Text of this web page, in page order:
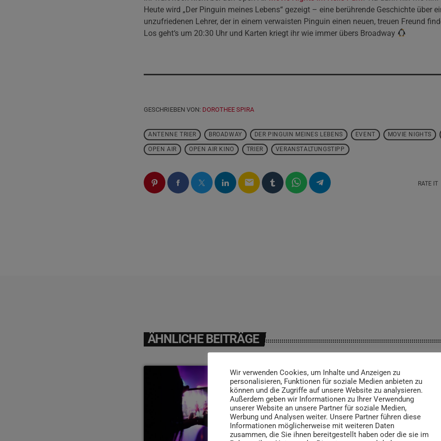
Heute wird „Der Pinguin meines Lebens“ gezeigt – eine berührende Geschichte über
unzufriedenen Lehrer, der in einem verwaisten Pinguin einen neuen, treuen Freund
Los geht‘s um 20:30 Uhr und Karten kriegt ihr wie immer übers Broadway
GESCHRIEBEN VON: DOROTHEE SPIRA
ANTENNE TRIER BROADWAY DER PINGUIN MEINES LEBENS EVENT MOVIE NIGHTS
OPEN AIR OPEN AIR KINO TRIER VERANSTALTUNGSTIPP
email RATE IT
ÄHNLICHE BEITRÄGE
insert_link
Wir verwenden Cookies, um Inhalte und Anzeigen zu
personalisieren, Funktionen für soziale Medien anbieten zu
können und die Zugriffe auf unsere Website zu analysieren.
Außerdem geben wir Informationen zu Ihrer Verwendung
unserer Website an unsere Partner für soziale Medien,
Werbung und Analysen weiter. Unsere Partner führen diese
Informationen möglicherweise mit weiteren Daten
zusammen, die Sie ihnen bereitgestellt haben oder die sie im